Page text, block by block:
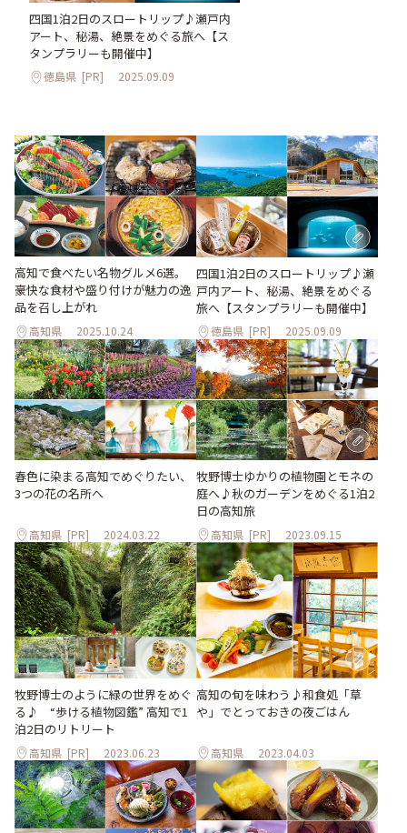
四国1泊2日のスロートリップ♪瀬戸内
アート、秘湯、絶景をめぐる旅へ【ス
タンプラリーも開催中】
徳島県 [PR] 2025.09.09
高知で食べたい名物グルメ6選。
豪快な食材や盛り付けが魅力の逸
品を召し上がれ
高知県 2025.10.24
四国1泊2日のスロートリップ♪瀬
戸内アート、秘湯、絶景をめぐる
旅へ【スタンプラリーも開催中】
徳島県 [PR] 2025.09.09
春色に染まる高知でめぐりたい、
3つの花の名所へ
高知県 [PR] 2024.03.22
牧野博士ゆかりの植物園とモネの
庭へ♪秋のガーデンをめぐる1泊2
日の高知旅
高知県 [PR] 2023.09.15
牧野博士のように緑の世界をめぐ
る♪ “歩ける植物図鑑” 高知で1
泊2日のリトリート
高知県 [PR] 2023.06.23
高知の旬を味わう♪和食処「草
や」でとっておきの夜ごはん
高知県 2023.04.03